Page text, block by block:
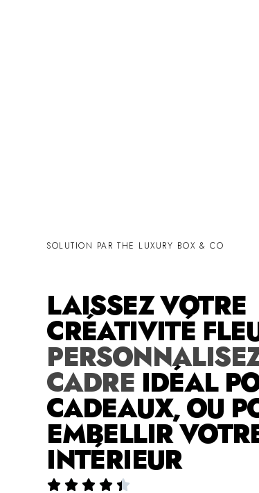
SOLUTION PAR THE LUXURY BOX & CO
LAISSEZ VOTRE
CRÉATIVITÉ
CADRE IDÉAL
CADEAUX, OU
EMBELLIR
INTÉRIEUR
    